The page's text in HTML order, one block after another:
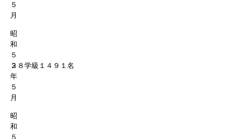
５
月
昭
和
５
２
年
５
月
３８学級１４９１名
昭
和
５